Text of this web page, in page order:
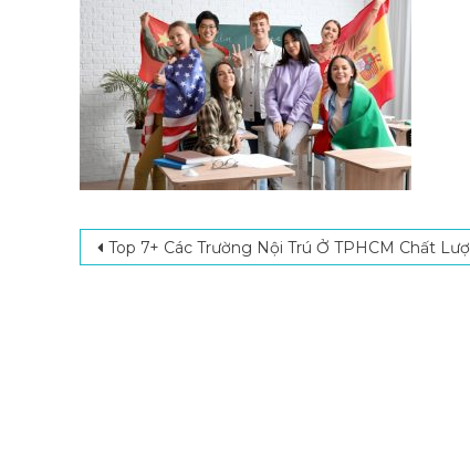
Post navigation
Top 7+ Các Trường Nội Trú Ở TPHCM Chất Lượng, Được Đánh Giá Cao